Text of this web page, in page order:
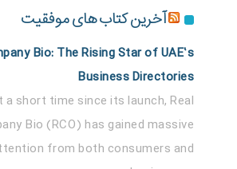
آخرین کتاب های موفقیت
Bio: The Rising Star of UAE’s
Business Directories
a short time since its launch, Real
Bio (RCO) has gained massive
from both consumers and